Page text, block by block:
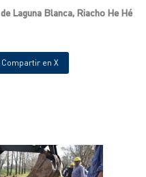
Laguna Blanca, Riacho He Hé
Compartir en X